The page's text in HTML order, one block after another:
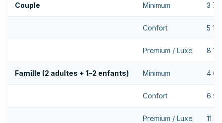
Couple Minimum 3
Confort 5
Premium / Luxe 8
Famille (2 adultes + 1–2 enfants) Minimum 4
Confort 6
Premium / Luxe 11